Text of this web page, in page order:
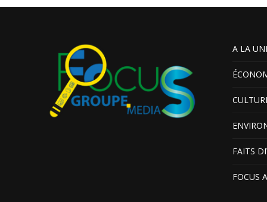
A LA
FAITS
FOCUS